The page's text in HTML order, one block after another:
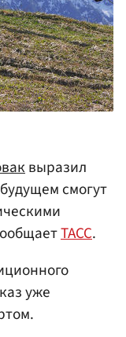
выразил
смогут
ТАСС.
уже